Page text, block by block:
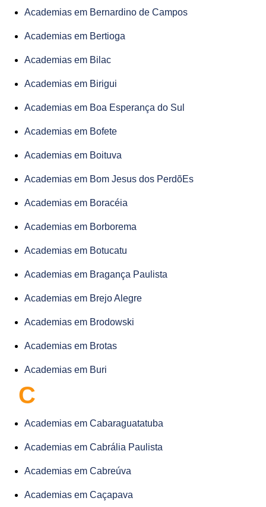
Academias em Bernardino de Campos
Academias em Bertioga
Academias em Bilac
Academias em Birigui
Academias em Boa Esperança do Sul
Academias em Bofete
Academias em Boituva
Academias em Bom Jesus dos PerdõEs
Academias em Boracéia
Academias em Borborema
Academias em Botucatu
Academias em Bragança Paulista
Academias em Brejo Alegre
Academias em Brodowski
Academias em Brotas
Academias em Buri
C
Academias em Cabaraguatatuba
Academias em Cabrália Paulista
Academias em Cabreúva
Academias em Caçapava